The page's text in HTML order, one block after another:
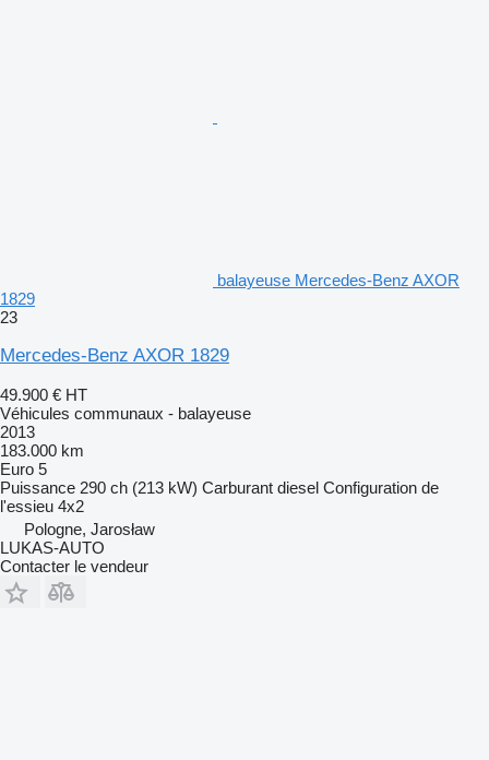
balayeuse Mercedes-Benz AXOR
1829
23
Mercedes-Benz AXOR 1829
49.900 € HT
Véhicules communaux - balayeuse
2013
183.000 km
Euro 5
Puissance 290 ch (213 kW) Carburant diesel Configuration de
l'essieu 4x2
Pologne, Jarosław
LUKAS-AUTO
Contacter le vendeur